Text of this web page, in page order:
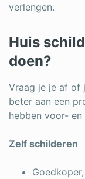
verlengen.
Huis
doen?
Vraag je je af of
beter aan een
hebben voor- en
Zelf schilderen